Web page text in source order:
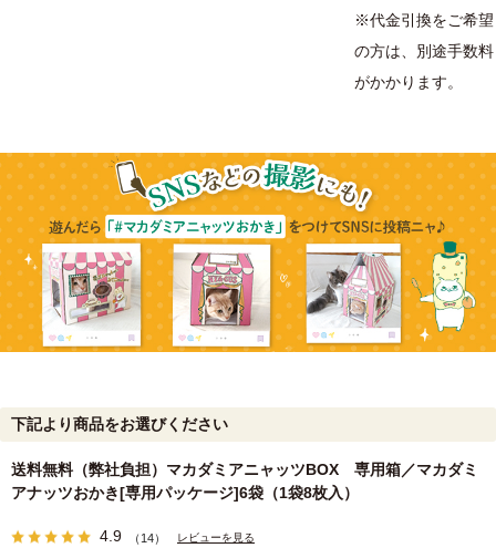
※代金引換をご希望
の方は、別途手数料
がかかります。
下記より商品をお選びください
送料無料（弊社負担）マカダミアニャッツBOX 専用箱／マカダミ
アナッツおかき[専用パッケージ]6袋（1袋8枚入）
4.9 （14） レビューを見る